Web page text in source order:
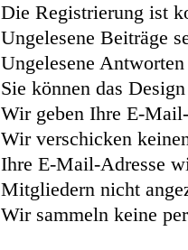
Die Registrierung ist
Ungelesene Beiträge
Ungelesene
Sie können das
Wir geben Ihre E-
Wir verschicken
Ihre E-Mail-Adresse
Mitgliedern nicht
Wir sammeln keine